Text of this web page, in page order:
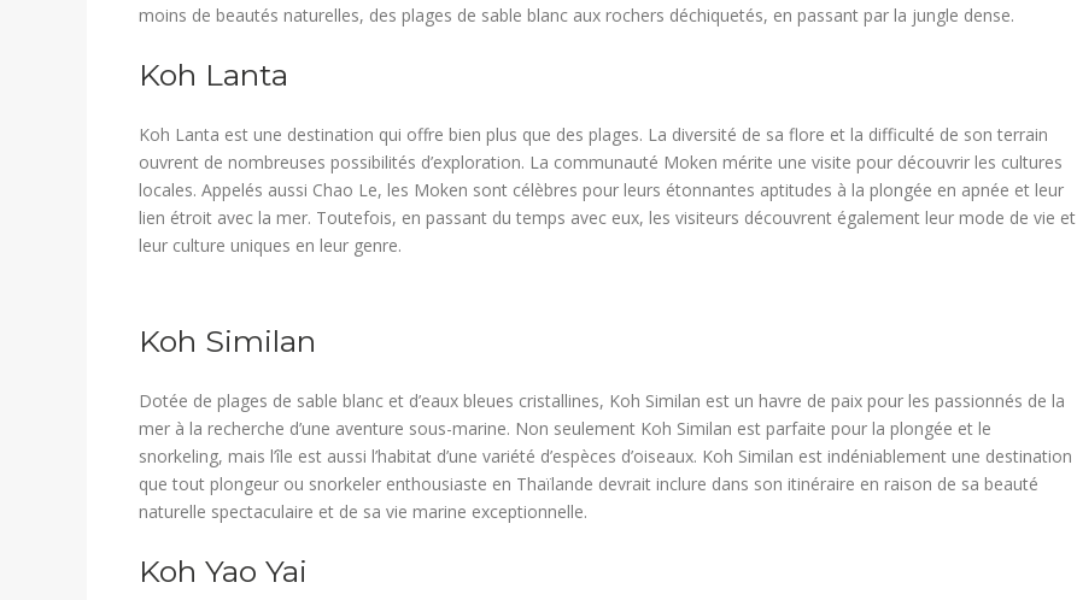
moins de beautés naturelles, des plages de sable blanc aux rochers déchiquetés, en passant par la jungle dense.
​Koh Lanta
Koh Lanta est une destination qui offre bien plus que des plages. La diversité de sa flore et la difficulté de son terrain
ouvrent de nombreuses possibilités d’exploration. La communauté Moken mérite une visite pour découvrir les cultures
locales. Appelés aussi Chao Le, les Moken sont célèbres pour leurs étonnantes aptitudes à la plongée en apnée et leur
lien étroit avec la mer. Toutefois, en passant du temps avec eux, les visiteurs découvrent également leur mode de vie et
leur culture uniques en leur genre.
​Koh Similan
Dotée de plages de sable blanc et d’eaux bleues cristallines, Koh Similan est un havre de paix pour les passionnés de la
mer à la recherche d’une aventure sous-marine. Non seulement Koh Similan est parfaite pour la plongée et le
snorkeling, mais l’île est aussi l’habitat d’une variété d’espèces d’oiseaux. Koh Similan est indéniablement une destination
que tout plongeur ou snorkeler enthousiaste en Thaïlande devrait inclure dans son itinéraire en raison de sa beauté
naturelle spectaculaire et de sa vie marine exceptionnelle.
​Koh Yao Yai